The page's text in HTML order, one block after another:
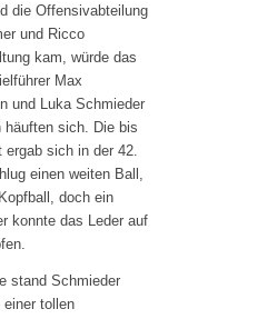
die Offensivabteilung
und Ricco
kam, würde das
Max
und Luka Schmieder
häuften sich. Die bis
sich in der 42.
einen weiten Ball,
doch ein
konnte das Leder auf
stand Schmieder
tollen